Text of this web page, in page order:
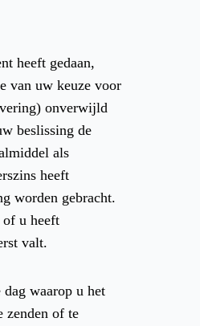
heeft gedaan,
van uw keuze voor
onverwijld
beslissing de
als
heeft
worden gebracht.
of u heeft
valt.
waarop u het
zenden of te